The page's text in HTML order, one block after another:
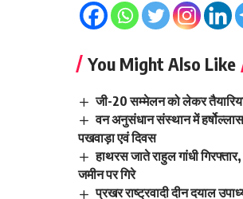
You Might Also Like
जी-20 सम्मेलन को लेकर
वन अनुसंधान संस्थान में हर्षोल्लास
पखवाड़ा एवं दिवस
हाथरस जाते राहुल गांधी
जमीन पर गिरे
प्रखर राष्ट्रवादी दीन दयाल